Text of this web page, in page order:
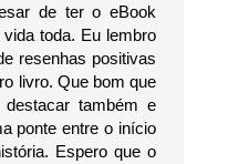
de ter o eBook
toda. Eu lembro
resenhas positivas
livro. Que bom que
também e
ponte entre o início
Espero que o